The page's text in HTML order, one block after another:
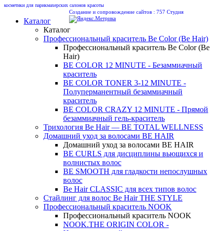
косметики для парикмахерских салонов красоты
Создание и сопровождение сайтов : 757 Студия
Каталог
Каталог
Профессиональный краситель Be Color (Be Hair)
Профессиональный краситель Be Color (Be
Hair)
BE COLOR 12 MINUTE - Безаммиачный
краситель
BE COLOR TONER 3-12 MINUTE -
Полуперманентный безаммиачный
краситель
BE COLOR CRAZY 12 MINUTE - Прямой
безаммиачный гель-краситель
Трихология Be Hair — BE TOTAL WELLNESS
Домашний уход за волосами BE HAIR
Домашний уход за волосами BE HAIR
BE CURLS для дисциплины вьющихся и
волнистых волос
BE SMOOTH для гладкости непослушных
волос
Be Hair CLASSIC для всех типов волос
Стайлинг для волос Be Hair THE STYLE
Профессиональный краситель NOOK
Профессиональный краситель NOOK
NOOK.THE ORIGIN COLOR -